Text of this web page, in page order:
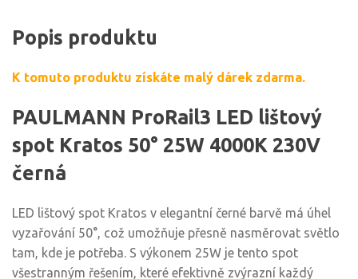
Popis produktu
K tomuto produktu získáte malý dárek zdarma.
PAULMANN ProRail3 LED lištový
spot Kratos 50° 25W 4000K 230V
černá
LED lištový spot Kratos v elegantní černé barvě má úhel
vyzařování 50°, což umožňuje přesně nasměrovat světlo
tam, kde je potřeba. S výkonem 25W je tento spot
všestranným řešením, které efektivně zvýrazní každý